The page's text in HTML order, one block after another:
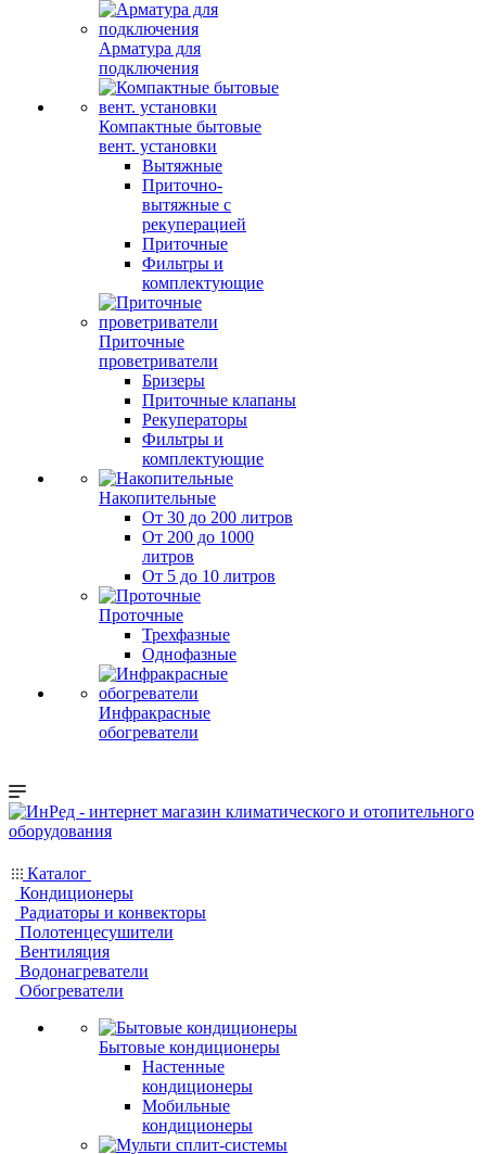
Арматура для
подключения
Компактные бытовые
вент. установки
Вытяжные
Приточно-
вытяжные с
рекуперацией
Приточные
Фильтры и
комплектующие
Приточные
проветриватели
Бризеры
Приточные клапаны
Рекуператоры
Фильтры и
комплектующие
Накопительные
От 30 до 200 литров
От 200 до 1000
литров
От 5 до 10 литров
Проточные
Трехфазные
Однофазные
Инфракрасные
обогреватели
Каталог
Кондиционеры
Радиаторы и конвекторы
Полотенцесушители
Вентиляция
Водонагреватели
Обогреватели
Бытовые кондиционеры
Настенные
кондиционеры
Мобильные
кондиционеры